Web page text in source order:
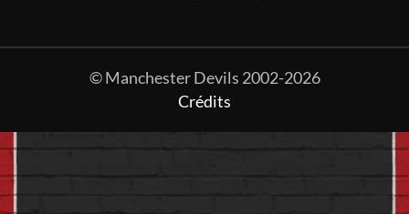
© Manchester Devils 2002-2026
Crédits